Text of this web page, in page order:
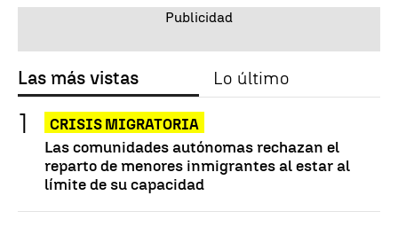
Las más vistas Lo último
CRISIS MIGRATORIA
Las comunidades autónomas rechazan el
reparto de menores inmigrantes al estar al
límite de su capacidad